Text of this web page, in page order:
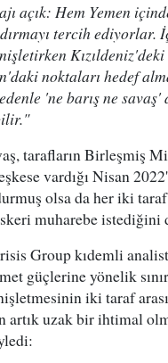
açık: Hem Yemen
tercih ediyorlar.
noktaları hedef
'ne barış ne savaş'
tarafların Birleşmiş
vardığı Nisan
olsa da her iki
muharebe istediğini
Group kıdemli
güçlerine yönelik
iki taraf
artık uzak bir ihtimal